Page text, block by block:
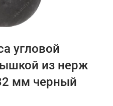
угловой
из нерж
мм черный